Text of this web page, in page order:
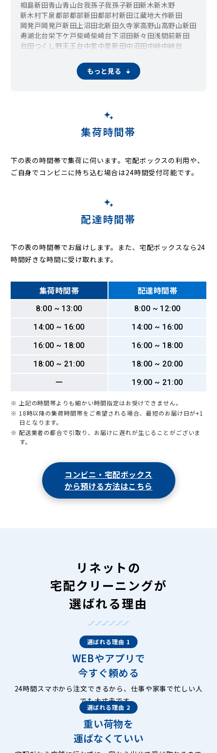
相島新田青山青山台我孫子我孫子新田新木新木野
新木村下泉都部都部新田都部村新田江蔵地大作新田
岡発戸岡発戸新田 上沼田北新田久寺家高野山高野山新田
寿湖北台栄下ケ戸柴崎柴崎台下沼田新々田浅間前新田
台田つくし野天王台中里 中里新田中沼田中峠中峠台
布佐下新田布佐酉町布佐平和台
本町 三河屋新田緑 南青山
もっと見る
集荷時間帯
下の表の時間帯で集荷に伺います。宅配ボックスの利用や、
ご自身でコンビニに持ち込む場合は24時間受付可能です。
配達時間帯
下の表の時間帯でお届けします。また、宅配ボックスなら24
時間好きな時間に受け取れます。
集荷時間帯 配達時間帯
8:00 ~ 13:00
8:00 ~ 12:00
14:00 ~ 16:00
14:00 ~ 16:00
16:00 ~ 18:00
16:00 ~ 18:00
18:00 ~ 21:00
18:00 ~ 20:00
ー
19:00 ~ 21:00
※ 上記の時間帯よりも細かい時間指定はお受けできません。
※ 18時以降の集荷時間帯をご希望される場合、最短のお届け日が+1
日となります。
※ 配送業者の都合で引取り、お届けに遅れが生じることがございま
す。
コンビニ・宅配ボックス
から預ける方法はこちら
リネットの
宅配クリーニングが
選ばれる理由
選ばれる理由 1
WEBやアプリで
今すぐ頼める
24時間スマホから注文できるから、仕事や家事で忙しい人
でも大丈夫です。
選ばれる理由 2
重い荷物を
運ばなくていい